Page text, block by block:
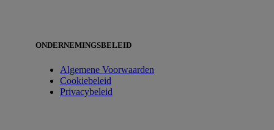
ONDERNEMINGSBELEID
Algemene Voorwaarden
Cookiebeleid
Privacybeleid